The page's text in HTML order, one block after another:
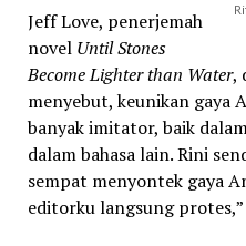
Jeff Love, penerjemah
novel Until Stones
Become Lighter than Water,
menyebut, keunikan gaya
banyak imitator, baik
dalam bahasa lain. Rini
sempat menyontek gaya
editorku langsung